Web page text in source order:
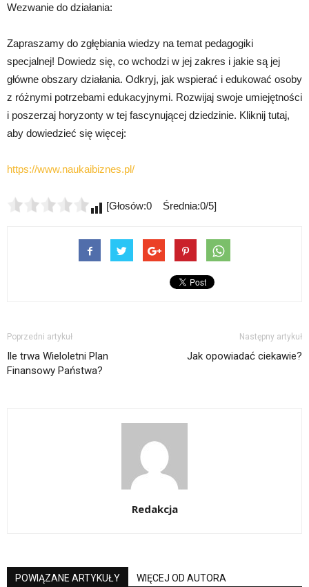
Wezwanie do działania:
Zapraszamy do zgłębiania wiedzy na temat pedagogiki
specjalnej! Dowiedz się, co wchodzi w jej zakres i jakie są jej
główne obszary działania. Odkryj, jak wspierać i edukować osoby
z różnymi potrzebami edukacyjnymi. Rozwijaj swoje umiejętności
i poszerzaj horyzonty w tej fascynującej dziedzinie. Kliknij tutaj,
aby dowiedzieć się więcej:
https://www.naukaibiznes.pl/
[Głosów:0 Średnia:0/5]
Poprzedni artykuł
Ile trwa Wieloletni Plan
Finansowy Państwa?
Następny artykuł
Jak opowiadać ciekawie?
Redakcja
POWIĄZANE ARTYKUŁY WIĘCEJ OD AUTORA